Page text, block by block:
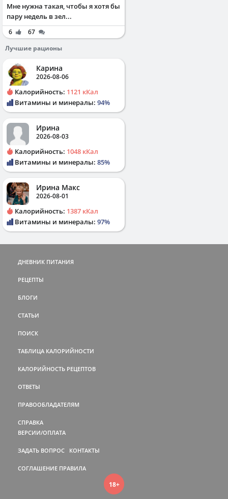
Мне нужна такая, чтобы я хотя бы
пару недель в зел...
6
67
Лучшие рационы
Карина
2026-08-06
Калорийность: 1121 кКал
Витамины и минералы: 94%
Ирина
2026-08-03
Калорийность: 1048 кКал
Витамины и минералы: 85%
Ирина Макс
2026-08-01
Калорийность: 1387 кКал
Витамины и минералы: 97%
ДНЕВНИК ПИТАНИЯ
РЕЦЕПТЫ
БЛОГИ
СТАТЬИ
ПОИСК
ТАБЛИЦА КАЛОРИЙНОСТИ
КАЛОРИЙНОСТЬ РЕЦЕПТОВ
ОТВЕТЫ
ПРАВООБЛАДАТЕЛЯМ
СПРАВКА
ВЕРСИИ/ОПЛАТА
ЗАДАТЬ ВОПРОС КОНТАКТЫ
СОГЛАШЕНИЕ ПРАВИЛА
18+